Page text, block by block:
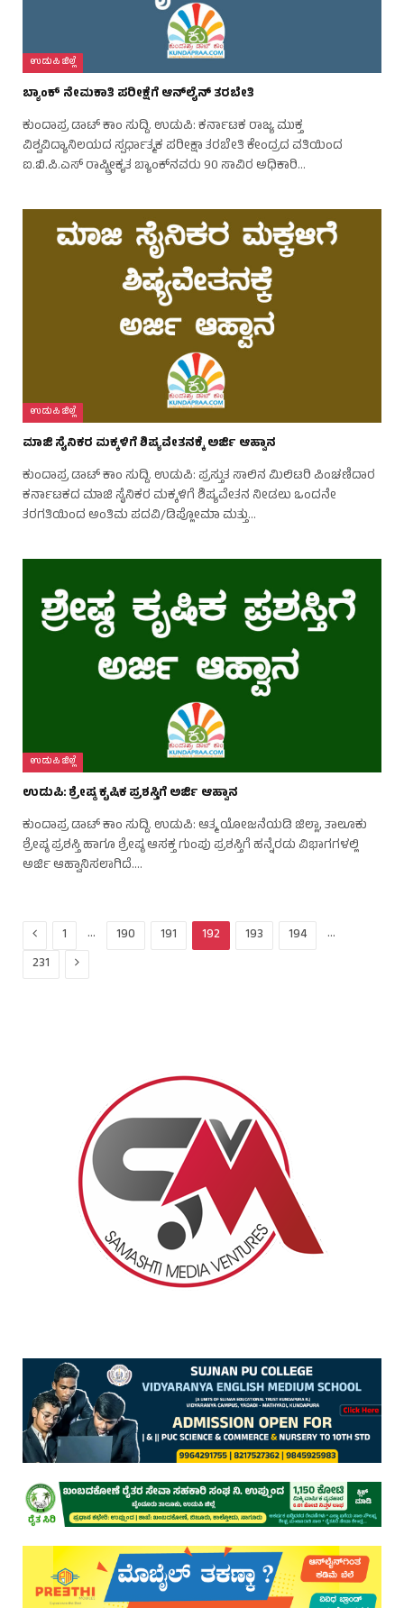
ಉಡುಪಿ ಜಿಲ್ಲೆ
ಬ್ಯಾಂಕ್ ನೇಮಕಾತಿ ಪರೀಕ್ಷೆಗೆ ಆನ್‌ಲೈನ್ ತರಬೇತಿ
ಕುಂದಾಪ್ರ ಡಾಟ್ ಕಾಂ ಸುದ್ದಿ. ಉಡುಪಿ: ಕರ್ನಾಟಕ ರಾಜ್ಯ ಮುಕ್ತ
ವಿಶ್ವವಿದ್ಯಾನಿಲಯದ ಸ್ಪರ್ಧಾತ್ಮಕ ಪರೀಕ್ಷಾ ತರಬೇತಿ ಕೇಂದ್ರದ ವತಿಯಿಂದ
ಐ.ಬಿ.ಪಿ.ಎಸ್ ರಾಷ್ಟ್ರೀಕೃತ ಬ್ಯಾಂಕ್‌ನವರು 90 ಸಾವಿರ ಅಧಿಕಾರಿ…
ಉಡುಪಿ ಜಿಲ್ಲೆ
ಮಾಜಿ ಸೈನಿಕರ ಮಕ್ಕಳಿಗೆ ಶಿಷ್ಯವೇತನಕ್ಕೆ ಅರ್ಜಿ ಆಹ್ವಾನ
ಕುಂದಾಪ್ರ ಡಾಟ್ ಕಾಂ ಸುದ್ದಿ. ಉಡುಪಿ: ಪ್ರಸ್ತುತ ಸಾಲಿನ ಮಿಲಿಟರಿ ಪಿಂಚಣಿದಾರ
ಕರ್ನಾಟಕದ ಮಾಜಿ ಸೈನಿಕರ ಮಕ್ಕಳಿಗೆ ಶಿಷ್ಯವೇತನ ನೀಡಲು ಒಂದನೇ
ತರಗತಿಯಿಂದ ಅಂತಿಮ ಪದವಿ/ಡಿಪ್ಲೋಮಾ ಮತ್ತು…
ಉಡುಪಿ ಜಿಲ್ಲೆ
ಉಡುಪಿ: ಶ್ರೇಷ್ಠ ಕೃಷಿಕ ಪ್ರಶಸ್ತಿಗೆ ಅರ್ಜಿ ಆಹ್ವಾನ
ಕುಂದಾಪ್ರ ಡಾಟ್ ಕಾಂ ಸುದ್ದಿ. ಉಡುಪಿ: ಆತ್ಮ ಯೋಜನೆಯಡಿ ಜಿಲ್ಲಾ, ತಾಲೂಕು
ಶ್ರೇಷ್ಠ ಪ್ರಶಸ್ತಿ ಹಾಗೂ ಶ್ರೇಷ್ಠ ಆಸಕ್ತ ಗುಂಪು ಪ್ರಶಸ್ತಿಗೆ ಹನ್ನೆರಡು ವಿಭಾಗಗಳಲ್ಲಿ
ಅರ್ಜಿ ಆಹ್ವಾನಿಸಲಾಗಿದೆ.…
Previous
1 … 190 191 192 193 194
…
231
Next